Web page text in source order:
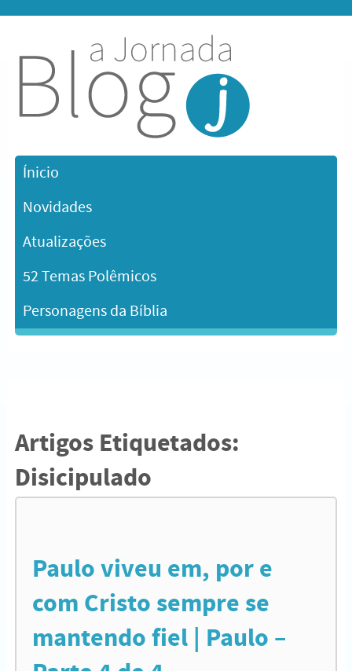
Ínicio
Novidades
Atualizações
52 Temas Polêmicos
Personagens da Bíblia
Artigos Etiquetados:
Disicipulado
Paulo viveu em, por e
com Cristo sempre se
mantendo fiel | Paulo –